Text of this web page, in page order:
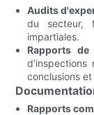
Audits
du secteur,
impartiales.
Rapports de
conclusions
Rapports